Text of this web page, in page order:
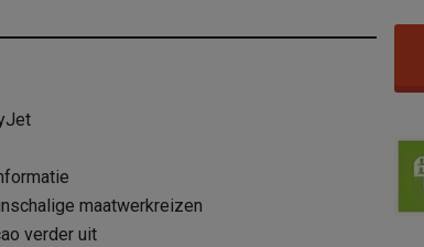
maatwerkreizen
verder uit